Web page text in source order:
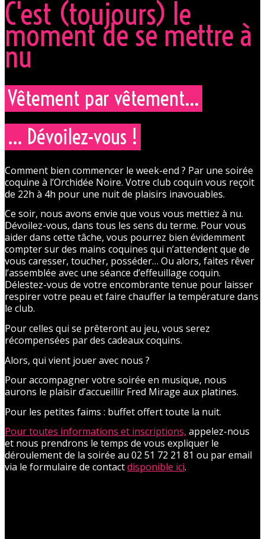
C'est (toujours) le
moment de se mettre à
nu
Vêtement par vêtement...
... Dévoilez-vous !
Comment bien commencer le week-end ? Par une soirée
coquine à l’Orchidée Noire. Votre club coquin vous reçoit
de 22h à 4h pour une nuit de plaisirs inavouables.
Ce soir, nous avons envie que vous vous mettiez à nu.
Dévoilez-vous, dans tous les sens du terme. Pour vous
aider dans cette tâche, vous pourrez bien évidemment
compter sur des mains coquines qui n’attendent que de
vous caresser, toucher, posséder… Ou alors, faites rêver
l’assemblée avec une séance d’effeuillage coquin.
Délestez-vous de votre encombrante tenue pour laisser
respirer votre peau et faire chauffer la température dans
le club.
Pour celles qui se prêteront au jeu, vous serez
récompensées par des cadeaux coquins.
Alors, qui vient jouer avec nous ?
Pour accompagner votre soirée en musique, nous
aurons le plaisir d’accueillir Fred Mirage aux platines.
Pour les petites faims : buffet offert toute la nuit.
Pour toutes informations et inscriptions, appelez-nous
et nous prendrons le temps de vous expliquer le
déroulement de la soirée au 02 51 72 21 81 ou par email
via le formulaire de contactdisponible ici.